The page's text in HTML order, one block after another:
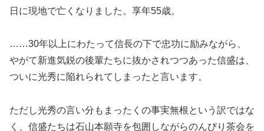
日に現地で亡くなりました。享年55歳。
……30年以上にわたって信長の下で忠功に励みながら、
やがて新進気鋭の後輩たちに抜かされつつあった信盛は、
ついに光秀に陥れられてしまったと言います。
ただし光秀の言い分もまったくの事実無根という訳ではな
く、信盛たちは石山本願寺を包囲しながらのんびり茶会を